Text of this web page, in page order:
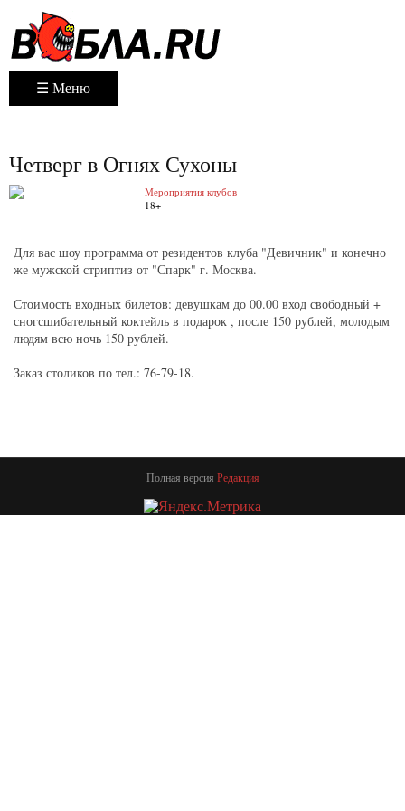
☰ Меню
Четверг в Огнях Сухоны
Мероприятия клубов
18+
Для вас шоу программа от резидентов клуба "Девичник" и конечно
же мужской стриптиз от "Спарк" г. Москва.
Стоимость входных билетов: девушкам до 00.00 вход свободный +
сногсшибательный коктейль в подарок , после 150 рублей, молодым
людям всю ночь 150 рублей.
Заказ столиков по тел.: 76-79-18.
Полная версия Редакция